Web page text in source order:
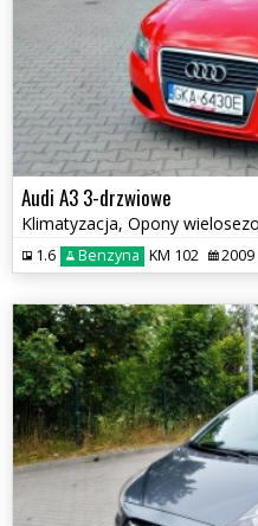
Audi A3 3-drzwiowe
1.6 Benzyna KM 102 2009